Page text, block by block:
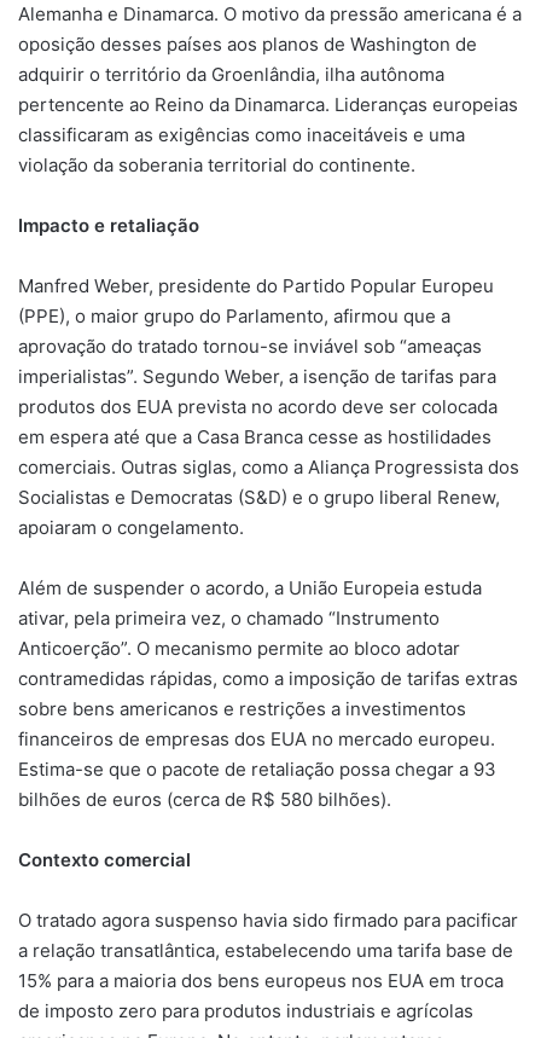
Alemanha e Dinamarca. O motivo da pressão americana é a
oposição desses países aos planos de Washington de
adquirir o território da Groenlândia, ilha autônoma
pertencente ao Reino da Dinamarca. Lideranças europeias
classificaram as exigências como inaceitáveis e uma
violação da soberania territorial do continente.
Impacto e retaliação
Manfred Weber, presidente do Partido Popular Europeu
(PPE), o maior grupo do Parlamento, afirmou que a
aprovação do tratado tornou-se inviável sob “ameaças
imperialistas”. Segundo Weber, a isenção de tarifas para
produtos dos EUA prevista no acordo deve ser colocada
em espera até que a Casa Branca cesse as hostilidades
comerciais. Outras siglas, como a Aliança Progressista dos
Socialistas e Democratas (S&D) e o grupo liberal Renew,
apoiaram o congelamento.
Além de suspender o acordo, a União Europeia estuda
ativar, pela primeira vez, o chamado “Instrumento
Anticoerção”. O mecanismo permite ao bloco adotar
contramedidas rápidas, como a imposição de tarifas extras
sobre bens americanos e restrições a investimentos
financeiros de empresas dos EUA no mercado europeu.
Estima-se que o pacote de retaliação possa chegar a 93
bilhões de euros (cerca de R$ 580 bilhões).
Contexto comercial
O tratado agora suspenso havia sido firmado para pacificar
a relação transatlântica, estabelecendo uma tarifa base de
15% para a maioria dos bens europeus nos EUA em troca
de imposto zero para produtos industriais e agrícolas